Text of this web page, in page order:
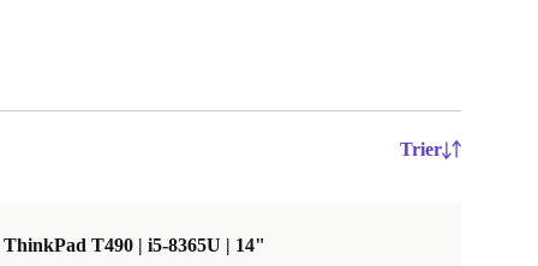
Trier
T490 | i5-8365U | 14"